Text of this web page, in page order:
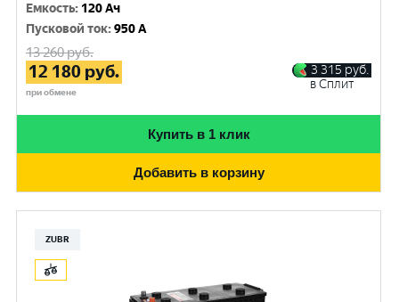
Емкость: 120 Ач
Пусковой ток:950 A
13 260руб.
12 180 руб.
при обмене
3 315 руб.
в Сплит
Купить в 1 клик
Добавить в корзину
ZUBR